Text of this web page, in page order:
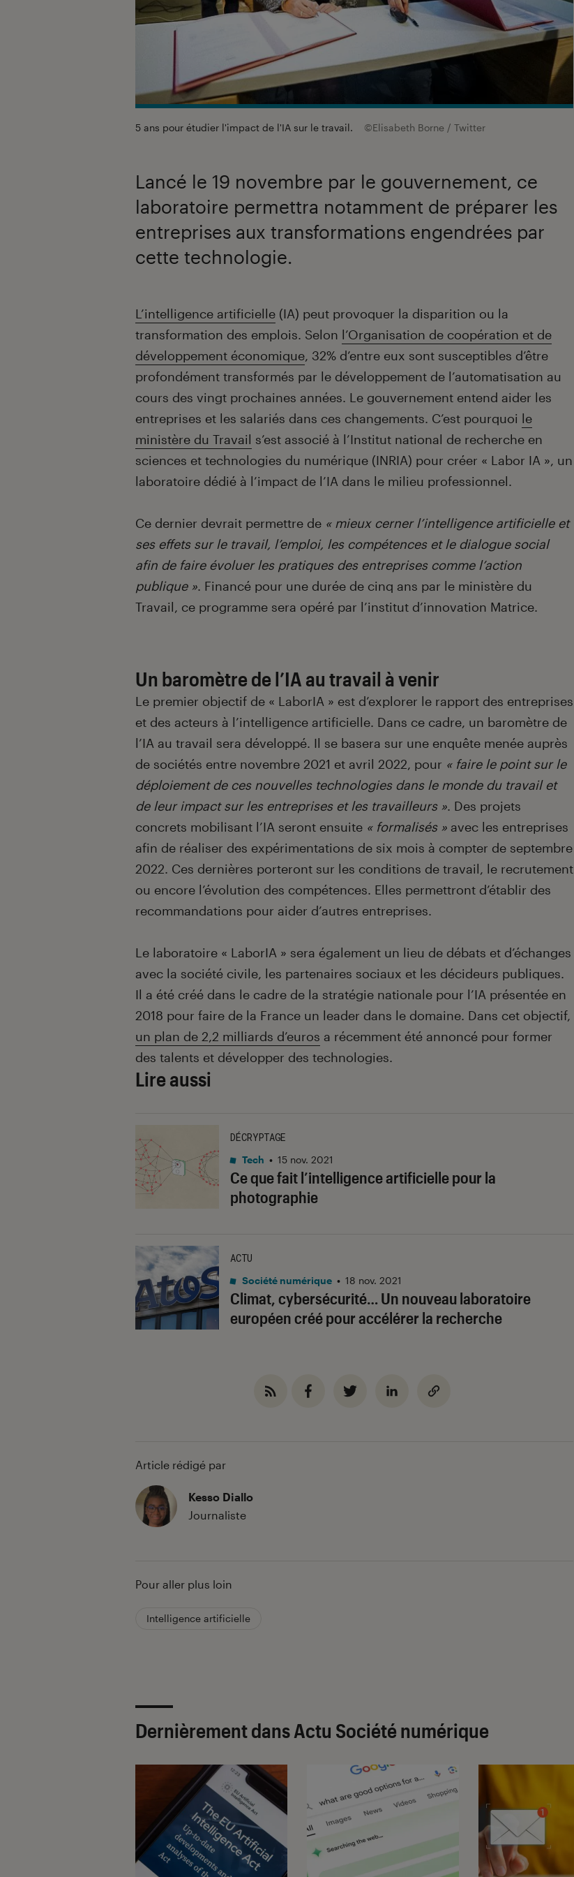
5 ans pour étudier l'impact de l'IA sur le travail. ©Elisabeth Borne / Twitter
Lancé le 19 novembre par le gouvernement, ce
laboratoire permettra notamment de préparer les
entreprises aux transformations engendrées par
cette technologie.
Introduction
L’intelligence artificielle (IA) peut provoquer la disparition ou la
transformation des emplois. Selon l’Organisation de coopération et de
développement économique, 32% d’entre eux sont susceptibles d’être
profondément transformés par le développement de l’automatisation au
cours des vingt prochaines années. Le gouvernement entend aider les
entreprises et les salariés dans ces changements. C’est pourquoi le
ministère du Travail s’est associé à l’Institut national de recherche en
sciences et technologies du numérique (INRIA) pour créer « Labor IA », un
laboratoire dédié à l’impact de l’IA dans le milieu professionnel.
Ce dernier devrait permettre de « mieux cerner l’intelligence artificielle et
ses effets sur le travail, l’emploi, les compétences et le dialogue social
afin de faire évoluer les pratiques des entreprises comme l’action
publique ». Financé pour une durée de cinq ans par le ministère du
Travail, ce programme sera opéré par l’institut d’innovation Matrice.
Un baromètre de l’IA au travail à venir
Le premier objectif de « LaborIA » est d’explorer le rapport des entreprises
et des acteurs à l’intelligence artificielle. Dans ce cadre, un baromètre de
l’IA au travail sera développé. Il se basera sur une enquête menée auprès
de sociétés entre novembre 2021 et avril 2022, pour « faire le point sur le
déploiement de ces nouvelles technologies dans le monde du travail et
de leur impact sur les entreprises et les travailleurs ». Des projets
concrets mobilisant l’IA seront ensuite « formalisés » avec les entreprises
afin de réaliser des expérimentations de six mois à compter de septembre
2022. Ces dernières porteront sur les conditions de travail, le recrutement
ou encore l’évolution des compétences. Elles permettront d’établir des
recommandations pour aider d’autres entreprises.
Le laboratoire « LaborIA » sera également un lieu de débats et d’échanges
avec la société civile, les partenaires sociaux et les décideurs publiques.
Il a été créé dans le cadre de la stratégie nationale pour l’IA présentée en
2018 pour faire de la France un leader dans le domaine. Dans cet objectif,
un plan de 2,2 milliards d’euros a récemment été annoncé pour former
des talents et développer des technologies.
Lire aussi
Ce que fait l’intelligence artificielle pour la
photographie
DÉCRYPTAGE
Tech • 15 nov. 2021
Climat, cybersécurité… Un nouveau laboratoire
européen créé pour accélérer la recherche
ACTU
Société numérique • 18 nov. 2021
Article rédigé par
Kesso Diallo
Journaliste
Pour aller plus loin
Intelligence artificielle
Dernièrement dans Actu Société numérique